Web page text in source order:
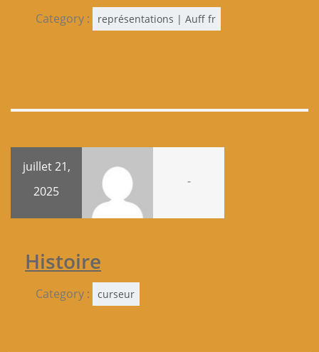
Category : représentations | Auff fr
juillet 21,
2025
-
Histoire
Category : curseur